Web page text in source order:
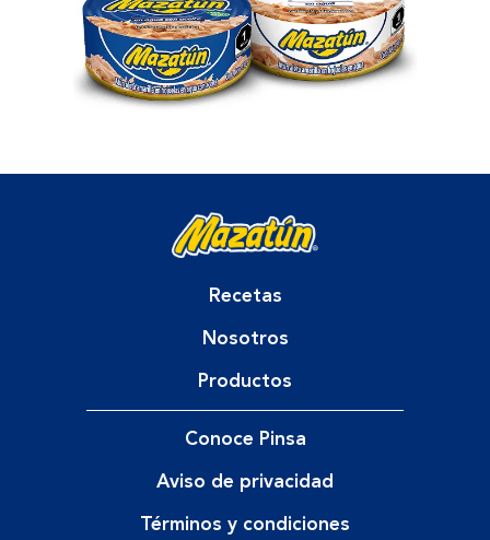
Recetas
Nosotros
Productos
Conoce Pinsa
Aviso de privacidad
Términos y condiciones